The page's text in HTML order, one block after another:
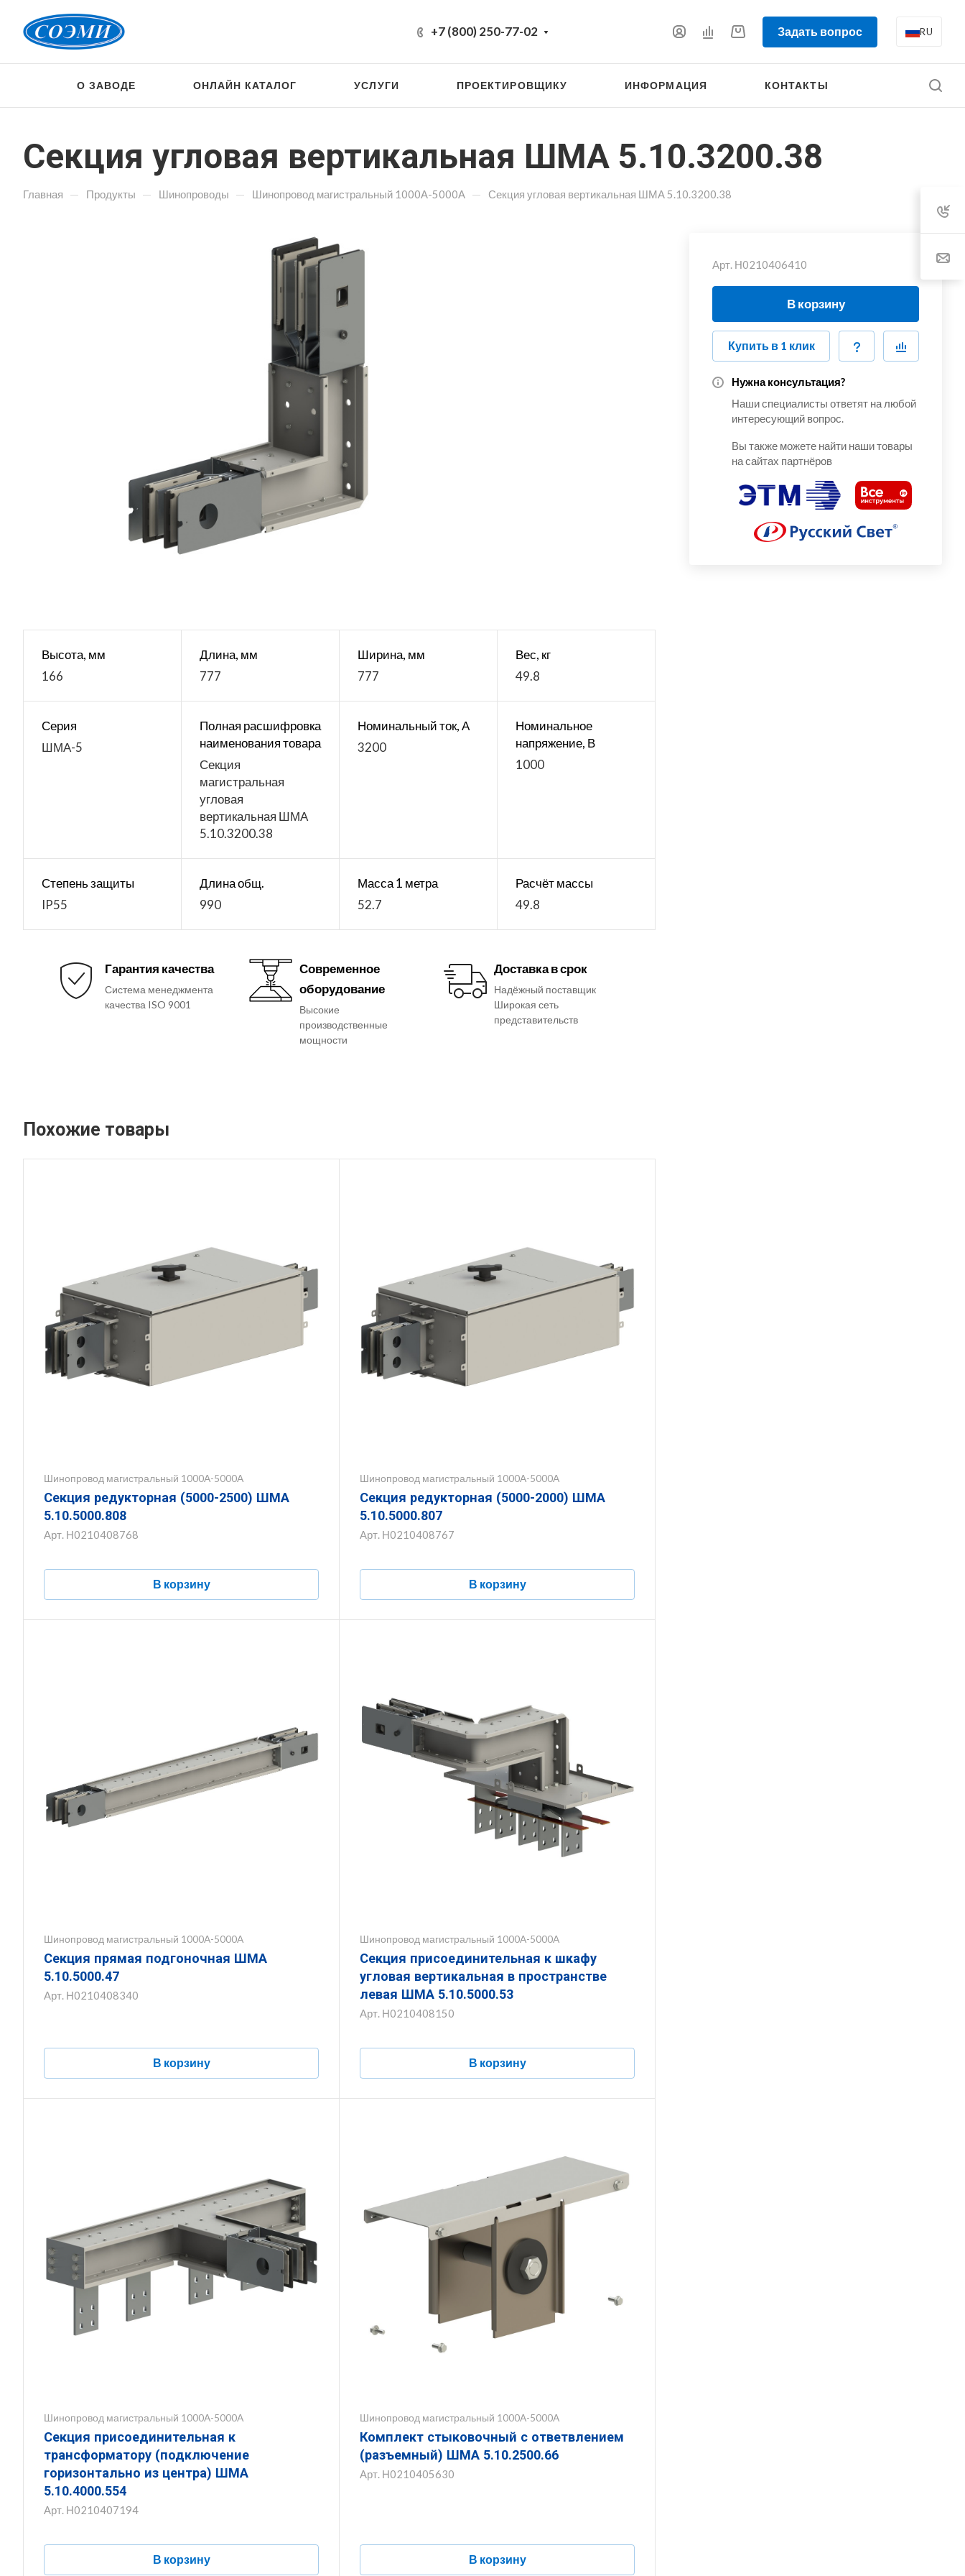
+7 (800) 250-77-02 Задать вопрос RU
О ЗАВОДЕ ОНЛАЙН КАТАЛОГ УСЛУГИ ПРОЕКТИРОВЩИКУ ИНФОРМАЦИЯ КОНТАКТЫ
Секция угловая вертикальная ШМА 5.10.3200.38
Главная — Продукты — Шинопроводы — Шинопровод магистральный 1000А-5000А — Секция угловая вертикальная ШМА 5.10.3200.38
Арт. Н0210406410
В корзину
Купить в 1 клик
Нужна консультация?
Наши специалисты ответят на любой
интересующий вопрос.
Вы также можете найти наши товары
на сайтах партнёров
Высота, мм
166
Длина, мм
777
Ширина, мм
777
Вес, кг
49.8
Серия
ШМА-5
Полная расшифровка
наименования товара
Секция
магистральная
угловая
вертикальная ШМА
5.10.3200.38
Номинальный ток, А
3200
Номинальное
напряжение, В
1000
Степень защиты
IP55
Длина общ.
990
Масса 1 метра
52.7
Расчёт массы
49.8
Гарантия качества
Система менеджмента
качества ISO 9001
Современное
оборудование
Высокие
производственные
мощности
Доставка в срок
Надёжный поставщик
Широкая сеть
представительств
Похожие товары
Шинопровод магистральный 1000А-5000А
Секция редукторная (5000-2500) ШМА
5.10.5000.808
Арт. Н0210408768
В корзину
Шинопровод магистральный 1000А-5000А
Секция редукторная (5000-2000) ШМА
5.10.5000.807
Арт. Н0210408767
В корзину
Шинопровод магистральный 1000А-5000А
Секция прямая подгоночная ШМА
5.10.5000.47
Арт. Н0210408340
В корзину
Шинопровод магистральный 1000А-5000А
Секция присоединительная к шкафу
угловая вертикальная в пространстве
левая ШМА 5.10.5000.53
Арт. Н0210408150
В корзину
Шинопровод магистральный 1000А-5000А
Секция присоединительная к
трансформатору (подключение
горизонтально из центра) ШМА
5.10.4000.554
Арт. Н0210407194
В корзину
Шинопровод магистральный 1000А-5000А
Комплект стыковочный с ответвлением
(разъемный) ШМА 5.10.2500.66
Арт. Н0210405630
В корзину